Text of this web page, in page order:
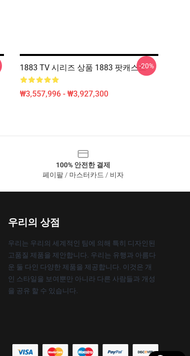
1883 TV 시리즈 상품 1883 팟캐스트
₩3,557,996 - ₩3,927,300
-20%
100% 안전한 결제
페이팔 / 마스터카드 / 비자
우리의 상점
우리는 우리의 세계적인 팀에 의해 특히 디자인된
고품질 제품을 제안합니다. 우리는 유행과 아름다
운 둘 다인 다양한 제품을 제공합니다. 이것은 개
인 스타일을 보여뿐만 아니라 다른 사람들과 개성
을 공유 할 수 있습니다.